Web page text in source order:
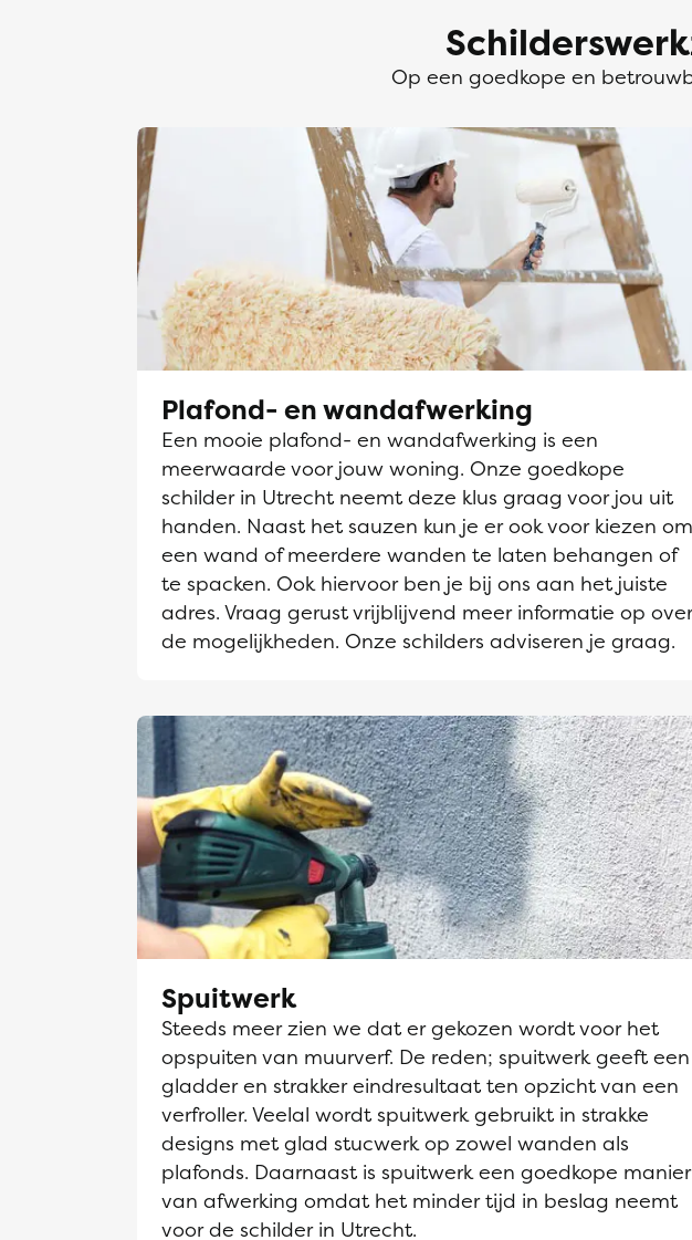
Op een goedkope en
Plafond- en wandafwerking
Een mooie plafond- en wandafwerking is een
meerwaarde voor jouw woning. Onze goedkope
schilder in Utrecht neemt deze klus graag voor jou uit
handen. Naast het sauzen kun je er ook voor kiezen om
een wand of meerdere wanden te laten behangen of
te spacken. Ook hiervoor ben je bij ons aan het juiste
adres. Vraag gerust vrijblijvend meer informatie op over
de mogelijkheden. Onze schilders adviseren je graag.
Spuitwerk
Steeds meer zien we dat er gekozen wordt voor het
opspuiten van muurverf. De reden; spuitwerk geeft een
gladder en strakker eindresultaat ten opzicht van een
verfroller. Veelal wordt spuitwerk gebruikt in strakke
designs met glad stucwerk op zowel wanden als
plafonds. Daarnaast is spuitwerk een goedkope manier
van afwerking omdat het minder tijd in beslag neemt
voor de schilder in Utrecht.